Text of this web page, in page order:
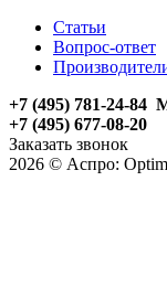
Статьи
Вопрос-ответ
+7 (495) 781-24-84
+7 (495) 677-08-20
Заказать звонок
2026 © Аспро: